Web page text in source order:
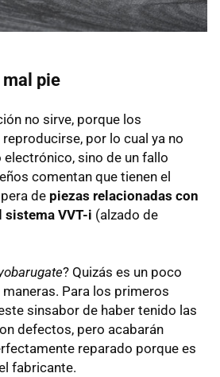
mal pie
no sirve, porque los
por lo cual ya no
sino de un fallo
comentan que tienen el
de piezas relacionadas con
sistema VVT-i (alzado de
? Quizás es un poco
Para los primeros
sinsabor de haber tenido las
defectos, pero acabarán
reparado porque es
fabricante.